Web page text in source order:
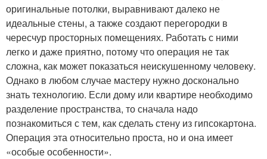
оригинальные потолки, выравнивают далеко не
идеальные стены, а также создают перегородки в
чересчур просторных помещениях. Работать с ними
легко и даже приятно, потому что операция не так
сложна, как может показаться неискушенному человеку.
Однако в любом случае мастеру нужно досконально
знать технологию. Если дому или квартире необходимо
разделение пространства, то сначала надо
познакомиться с тем, как сделать стену из гипсокартона.
Операция эта относительно проста, но и она имеет
«особые особенности».